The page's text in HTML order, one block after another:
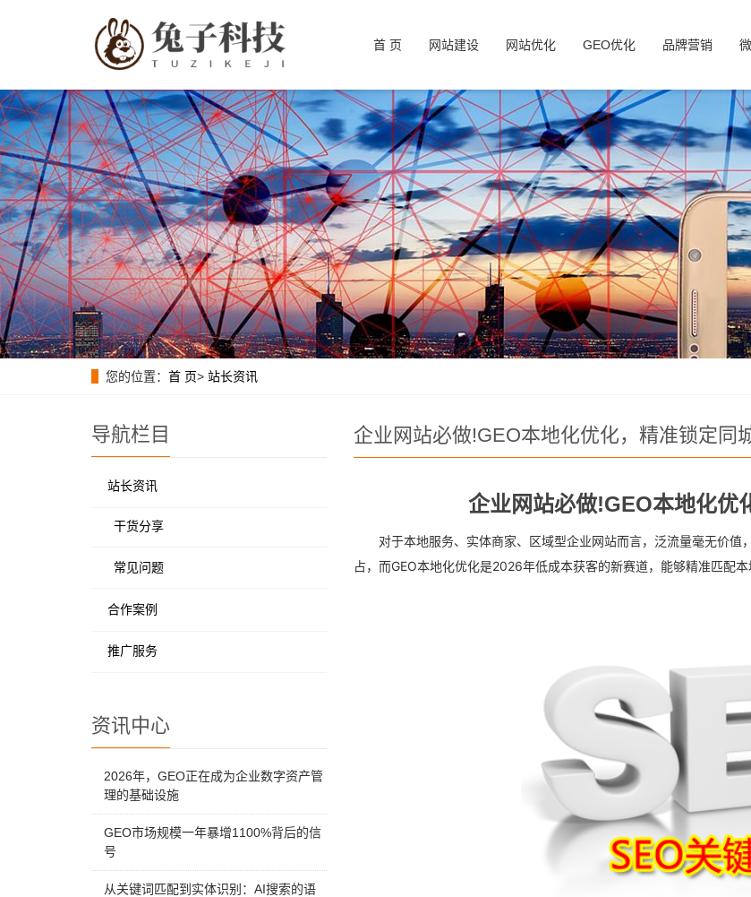
首 页 网站建设 网站优化 GEO优化 品牌营销
您的位置： 首 页> 站长资讯
企业网站必做!GEO本地化优化，精准锁定同
企业网站必做!GEO本地化优
对于本地服务、实体商家、区域型企业网站而言，泛流量毫无价
占，而GEO本地化优化是2026年低成本获客的新赛道，能够精准匹配本
导航栏目
站长资讯
干货分享
常见问题
合作案例
推广服务
资讯中心
2026年，GEO正在成为企业数字资产管
理的基础设施
GEO市场规模一年暴增1100%背后的信
号
从关键词匹配到实体识别：AI搜索的语